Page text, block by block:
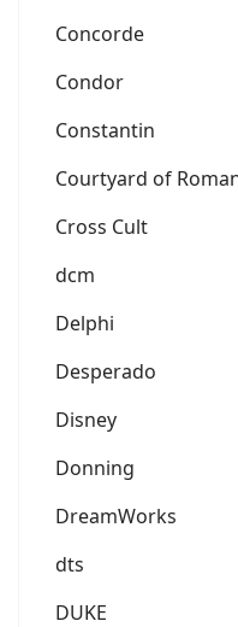
Concorde
Condor
Constantin
Courtyard of
Cross Cult
dcm
Delphi
Desperado
Disney
Donning
DreamWorks
dts
DUKE